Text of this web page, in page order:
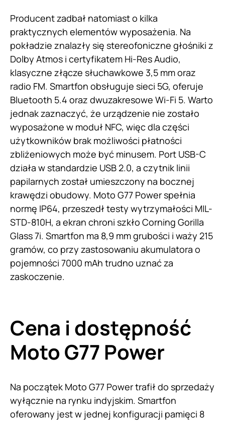
Producent zadbał natomiast o kilka
praktycznych elementów wyposażenia. Na
pokładzie znalazły się stereofoniczne głośniki z
Dolby Atmos i certyfikatem Hi-Res Audio,
klasyczne złącze słuchawkowe 3,5 mm oraz
radio FM. Smartfon obsługuje sieci 5G, oferuje
Bluetooth 5.4 oraz dwuzakresowe Wi-Fi 5. Warto
jednak zaznaczyć, że urządzenie nie zostało
wyposażone w moduł NFC, więc dla części
użytkowników brak możliwości płatności
zbliżeniowych może być minusem. Port USB-C
działa w standardzie USB 2.0, a czytnik linii
papilarnych został umieszczony na bocznej
krawędzi obudowy. Moto G77 Power spełnia
normę IP64, przeszedł testy wytrzymałości MIL-
STD-810H, a ekran chroni szkło Corning Gorilla
Glass 7i. Smartfon ma 8,9 mm grubości i waży 215
gramów, co przy zastosowaniu akumulatora o
pojemności 7000 mAh trudno uznać za
zaskoczenie.
Cena i dostępność
Moto G77 Power
Na początek Moto G77 Power trafił do sprzedaży
wyłącznie na rynku indyjskim. Smartfon
oferowany jest w jednej konfiguracji pamięci 8